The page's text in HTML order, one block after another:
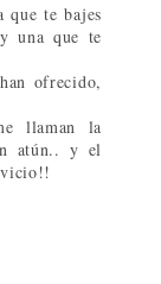
que te bajes
una que te
ofrecido,
llaman la
atún.. y el